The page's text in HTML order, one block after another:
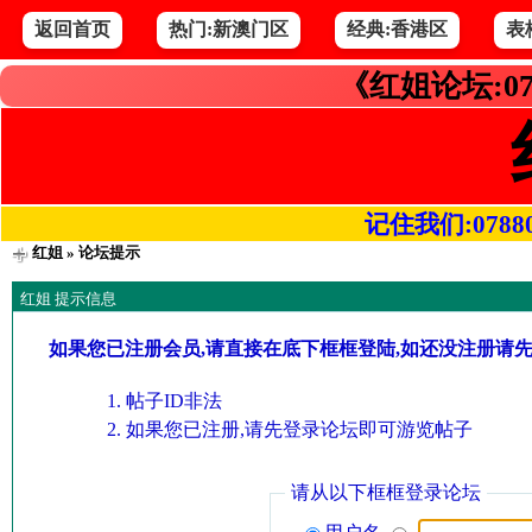
返回首页 热门:新澳门区 经典:香港区 表
《红姐论坛
记住我们
红姐» 论坛提示
红姐 提示信息
如果您已注册会员,请直接在底下框框登陆,如还没注册请
帖子ID非法
如果您已注册,请先登录论坛即可游览帖子
请从以下框框登录论坛